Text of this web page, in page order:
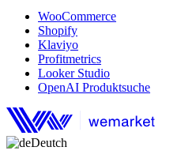
WooCommerce
Shopify
Klaviyo
Profitmetrics
Looker Studio
OpenAI Produktsuche
Deutch